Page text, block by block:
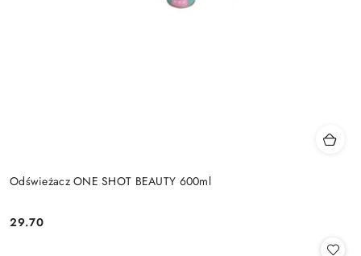
Odświeżacz ONE SHOT BEAUTY 600ml
Cena:
29.70